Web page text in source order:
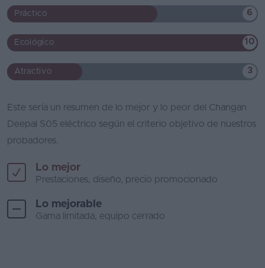
Práctico 6
Ecológico 10
Atractivo 3
Este sería un resumen de lo mejor y lo peor del Changan
Deepal S05 eléctrico según el criterio objetivo de nuestros
probadores.
Lo mejor
Prestaciones, diseño, precio promocionado
Lo mejorable
Gama limitada, equipo cerrado